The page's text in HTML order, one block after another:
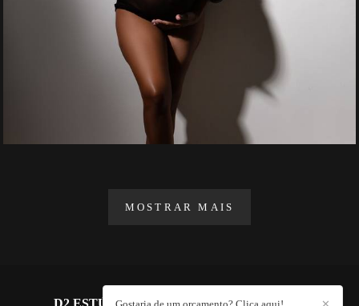
MOSTRAR MAIS
D2 ESTÚDIO FOTOGRÁFICO/CONTATO